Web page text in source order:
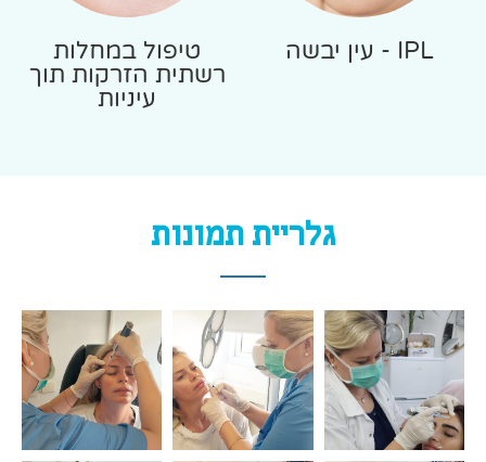
IPL - עין יבשה
טיפול במחלות
רשתית הזרקות תוך
עיניות
גלריית תמונות